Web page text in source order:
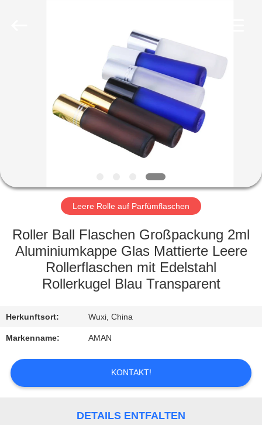
PRODUKTE
VR-
SHOW
ÜBER
UNS
WERKSBESICHTIGUNG
QUALITÄTSKONTROLLE
KONTAKT
MIT
Leere Rolle auf Parfümflaschen
Roller Ball Flaschen Großpackung 2ml
Aluminiumkappe Glas Mattierte Leere
Rollerflaschen mit Edelstahl
Rollerkugel Blau Transparent
Herkunftsort: Wuxi, China
Markenname: AMAN
KONTAKT!
DETAILS ENTFALTEN